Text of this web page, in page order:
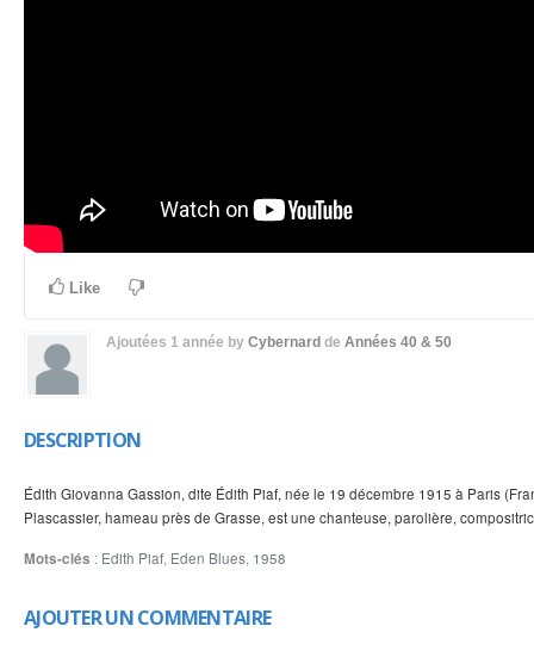
Like
Ajoutées 1 année by Cybernard de Années 40 & 50
DESCRIPTION
Édith Giovanna Gassion, dite Édith Piaf, née le 19 décembre 1915 à Paris
Plascassier, hameau près de Grasse, est une chanteuse, parolière,
Mots-clés : Edith Piaf, Eden Blues, 1958
AJOUTER UN COMMENTAIRE